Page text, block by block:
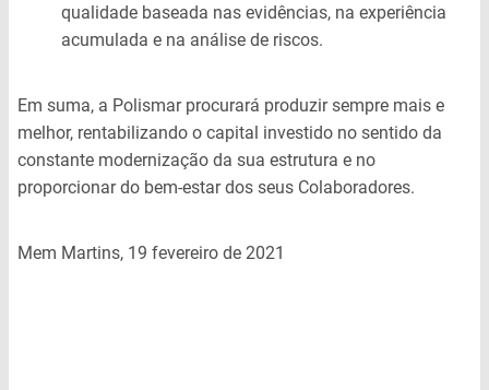
qualidade baseada nas evidências, na experiência
acumulada e na análise de riscos.
Em suma, a Polismar procurará produzir sempre mais e
melhor, rentabilizando o capital investido no sentido da
constante modernização da sua estrutura e no
proporcionar do bem-estar dos seus Colaboradores.
Mem Martins, 19 fevereiro de 2021